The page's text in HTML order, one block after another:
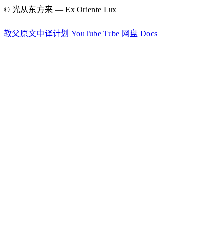
© 光从东方来 — Ex Oriente Lux
教父原文中译计划 YouTube Tube 网盘 Docs